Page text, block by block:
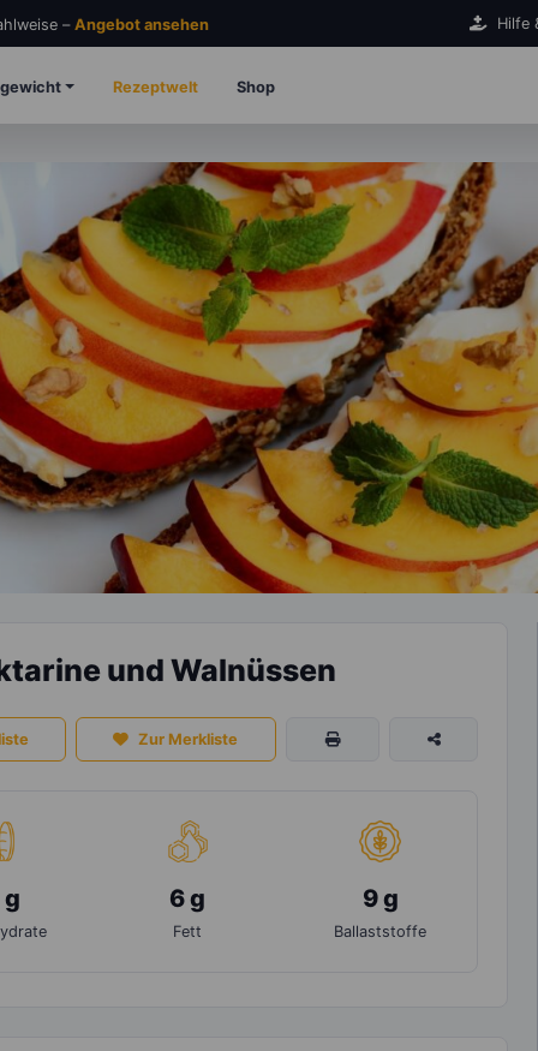
– Angebot ansehen Hilfe
Rezeptwelt Shop
und Walnüssen
Zur Merkliste
6 g
Fett
9 g
Ballaststoffe